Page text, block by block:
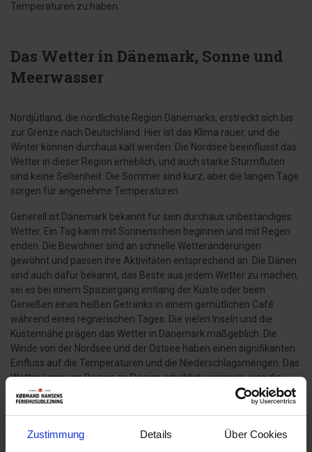
Zustimmung Details Über Cookies
Temperaturen zu haben.
Das Wetter in Dänemark, Sonne und
Meerwasser
Nordjütland, die nördlichste Region Dänemarks, erstreckt sich bis
zur Grenze nach Deutschland. Hier ist das Klima rauer, und die
Winter können durchaus kalt werden. Die Nordsee beeinflusst das
Wetter in dieser Region erheblich, und auch starke Sturmfluten
sind keine Seltenheit. Die Sommer sind kurz, aber die langen Tage
sorgen für angenehme Temperaturen.
Generell ist Dänemark bekannt für sein durchaus unbeständiges
Wetter. Ein Tag kann mit Sonnenschein beginnen und mit Regen
enden. Die Bewohner sind an schnelle Wetteränderungen
gewöhnt und passen ihre Aktivitäten entsprechend an. Die Dänen
sind auch dafür bekannt, das Beste aus jedem Wetter zu machen,
sei es bei einem Spaziergang entlang der Küste oder beim
Genießen eines heißen Getränks in einem gemütlichen Café
während eines regnerischen Tages. Die vielen Inseln und die
Küstennähe prägen das Wetter in Dänemark maßgeblich. Die
Winde von der Nordsee und der Ostsee haben einen signifikanten
Einfluss auf die Temperaturen und die Niederschlagsmengen. Das
Wetter kann von Region zu Region erheblich variieren, was die
Vielfalt des dänischen Klimas ausmacht.
Insgesamt ist das dänische Wetter so charmant wie das Land
selbst. Es bietet Abwechslung, Überraschungen und eine ständige